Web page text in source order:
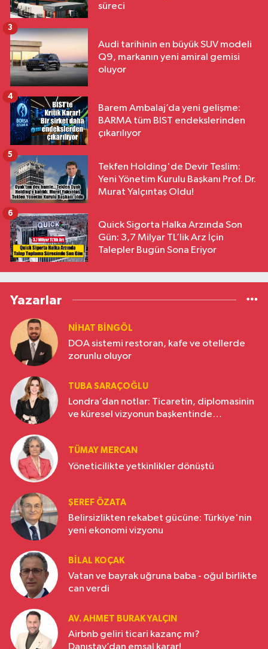
süreci
Audi tarihinin en büyük SUV modeli
Q9, markanın yeni amiral gemisi
oluyor
3
Barem Ambalaj’da yeni gelişme:
BARMA tüm BIST endekslerinden
çıkarılıyor
4
Tekfen Holding'de Devir Teslim:
Yeni Yönetim Kurulu Başkanı Prof. Dr.
Murat Yalçıntaş Oldu!
5
Quick Sigorta Halka Arzında Son
Gün: 3,7 Milyar TL’lik Arz İçin
Talepler Bugün Sona Eriyor
6
Yazarlar
NIHAT BINGÖL
DOA sistemi restoran, kafe ve otellerde
zorunlu oluyor
TUBA SARAÇOĞLU
Londra’dan notlar: Ticaretin, diplomasinin
ve küresel vizyonun başkentinde
TÜMAY MERCAN
Yöneticilikte yetkinlikler dönüştü
ŞEREF ÖZATA
Belirsizlikten rekabet gücüne: Türkiye'nin
yeni ekonomi vizyonu
BILAL KOÇAK
Vatan ve bayrak uğruna baba - oğul birlikte
can verdi
AV. AHMET BURAK YALÇIN
Airbnb geliri ticari kazanç mı?
Danıştay’dan emsal karar!